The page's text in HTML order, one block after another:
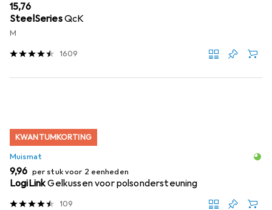
EUR
15,76
SteelSeriesQcK
M
1609
KWANTUMKORTING
Muismat
EUR
9,96 per stuk voor 2 eenheden
LogiLinkGelkussen voor polsondersteuning
109